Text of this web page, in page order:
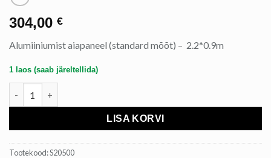
304,00 €
Alumiiniumist aiapaneel (standard mõõt) – 2.2*0.9m
1 laos (saab järeltellida)
LISA KORVI
Tootekood:S20500